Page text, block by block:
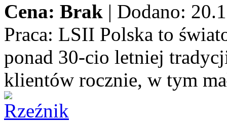
Cena: Brak | Dodano:
Praca: LSII Polska to
ponad 30-cio letniej
klientów rocznie, w tym